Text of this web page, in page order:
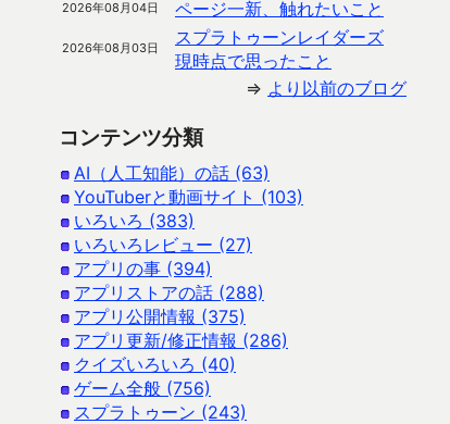
2026年08月04日 ページ一新、触れたいこと
2026年08月03日
スプラトゥーンレイダーズ
現時点で思ったこと
⇒ より以前のブログ
コンテンツ分類
AI（人工知能）の話 (63)
YouTuberと動画サイト (103)
いろいろ (383)
いろいろレビュー (27)
アプリの事 (394)
アプリストアの話 (288)
アプリ公開情報 (375)
アプリ更新/修正情報 (286)
クイズいろいろ (40)
ゲーム全般 (756)
スプラトゥーン (243)